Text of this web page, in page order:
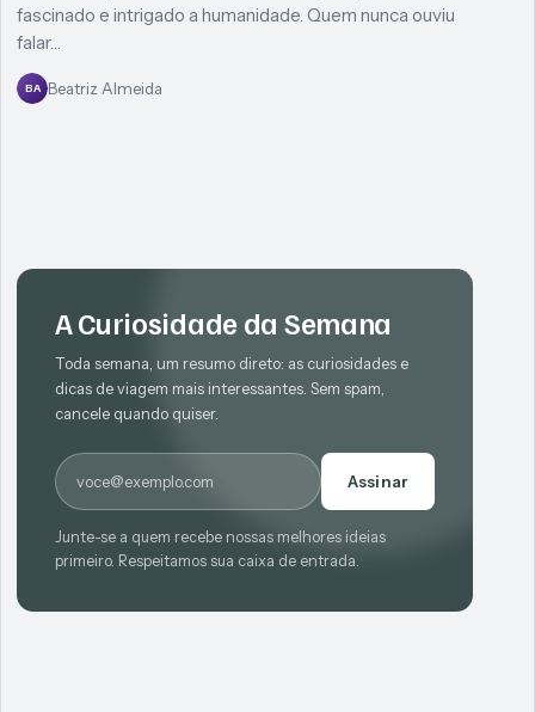
fascinado e intrigado a humanidade. Quem nunca ouviu
falar…
BA Beatriz Almeida
A Curiosidade da Semana
Toda semana, um resumo direto: as curiosidades e
dicas de viagem mais interessantes. Sem spam,
cancele quando quiser.
E-mail
Assinar
Junte-se a quem recebe nossas melhores ideias
primeiro. Respeitamos sua caixa de entrada.